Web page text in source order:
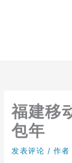
福建移
包年
发表评论 / 作者